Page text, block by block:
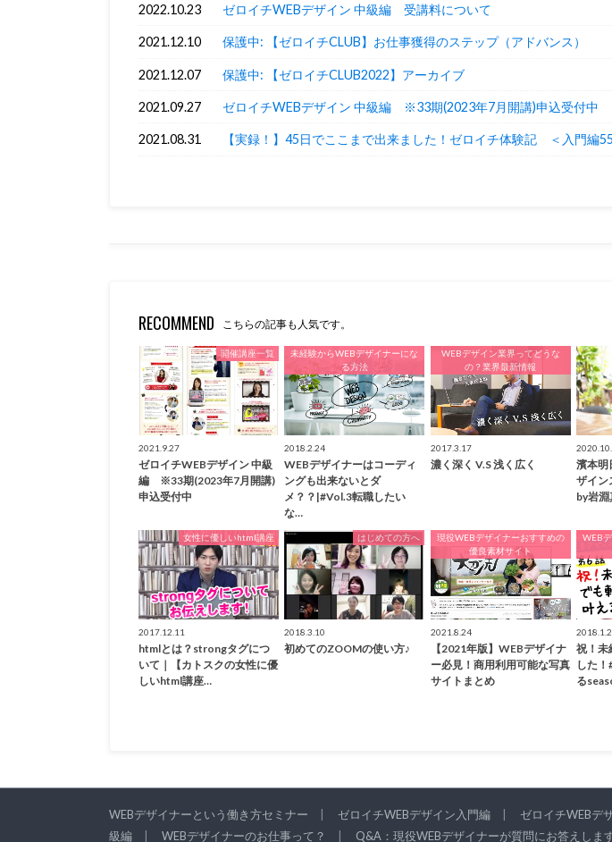
2022.10.23 ゼロイチWEBデザイン 中級編 受講料について
2021.12.10 保護中: 【ゼロイチCLUB】お仕事獲得のステップ（アドバンス）
2021.12.07 保護中: 【ゼロイチCLUB2022】アーカイブ
2021.09.27 ゼロイチWEBデザイン 中級編 ※33期(2023年7月開講)申込受付中
2021.08.31 【実録！】45日でここまで出来ました！ゼロイチ体験記 ＜入門編
RECOMMEND こちらの記事も人気です。
開催講座一覧
2021.9.27
ゼロイチWEBデザイン 中級
編 ※33期(2023年7月開講)
申込受付中
未経験からWEBデザイナーにな
る方法
2018.2.24
WEBデザイナーはコーディ
ングも出来ないとダ
メ？？|#Vol.3転職したい
な…
WEBデザイン業界ってどうな
の？業界最新情報
2017.3.17
濃く深く V.S 浅く広く
濱本明
ザイン
by岩淵
女性に優しいhtml講座
2017.12.11
htmlとは？strongタグにつ
いて｜【カトスクの女性に優
しいhtml講座…
はじめての方へ
2018.3.10
初めてのZOOMの使い方♪
現役WEBデザイナーおすすめの
優良素材サイト
2021.8.24
【2021年版】WEBデザイナ
ー必見！商用利用可能な写真
サイトまとめ
WEB
祝！未
した
る
WEBデザイナーという働き方セミナー ゼロイチWEBデザイン入門編
ゼロイチWEBデ
級編
WEBデザイナーのお仕事って？ Q&A：現役WEBデザイナーが質問にお答えしま